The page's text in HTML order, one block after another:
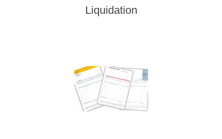
Liquidation